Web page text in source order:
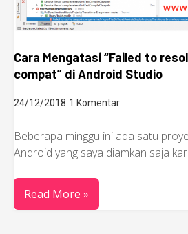
Cara Mengatasi “Failed to
compat” di Android Studio
24/12/2018 1 Komentar
Beberapa minggu ini ada satu
Android yang saya diamkan saja
Read More »